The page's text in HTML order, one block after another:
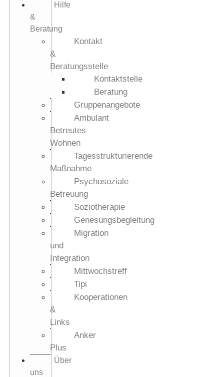
Hilfe
&
Beratung
Kontakt
&
Beratungsstelle
Kontaktstelle
Beratung
Gruppenangebote
Ambulant
Betreutes
Wohnen
Tagesstrukturierende
Maßnahme
Psychosoziale
Betreuung
Soziotherapie
Genesungsbegleitung
Migration
und
Integration
Mittwochstreff
Tipi
Kooperationen
&
Links
Anker
Plus
Über
uns